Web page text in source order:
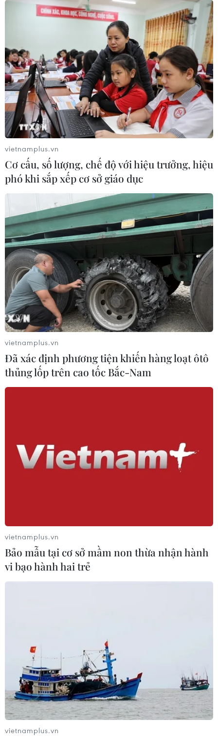
TIN CÙNG CHUYÊN MỤC
Khởi tố, truy nã 3 đối tượng hoạt
động nhằm lật đổ chính quyền nhân
dân
07/08/2026 13:51
vietnamplus.vn
Cơ cấu, số lượng, chế độ với hiệu trưởng, hiệu
phó khi sắp xếp cơ sở giáo dục
vietnamplus.vn
Đã xác định phương tiện khiến hàng loạt ôtô
thủng lốp trên cao tốc Bắc-Nam
vietnamplus.vn
Bảo mẫu tại cơ sở mầm non thừa nhận hành
vi bạo hành hai trẻ
vietnamplus.vn